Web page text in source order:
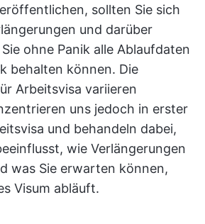
sollten Sie sich
und darüber
ohne Panik alle Ablaufdaten
behalten können. Die
Arbeitsvisa variieren
uns jedoch in erster
und behandeln dabei,
wie Verlängerungen
was Sie erwarten können,
Visum abläuft.